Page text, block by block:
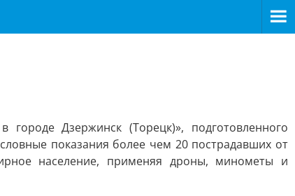
Дзержинск (Торецк)», подготовленного
показания более чем 20 пострадавших от
население, применяя дроны, минометы и